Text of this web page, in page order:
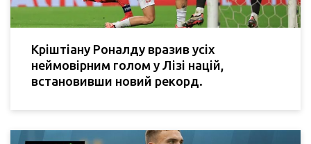
Кріштіану Роналду вразив усіх
неймовірним голом у Лізі націй,
встановивши новий рекорд.